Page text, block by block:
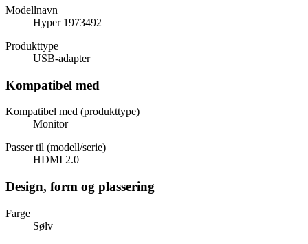
Modellnavn
Hyper 1973492
Produkttype
USB-adapter
Kompatibel med
Kompatibel med (produkttype)
Monitor
Passer til (modell/serie)
HDMI 2.0
Design, form og plassering
Farge
Sølv